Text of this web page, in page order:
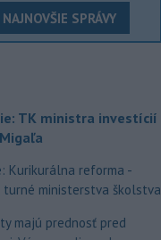
SPRÁVY
TK ministra investícií
Kurikurálna reforma -
turné ministerstva školstva
majú prednosť pred